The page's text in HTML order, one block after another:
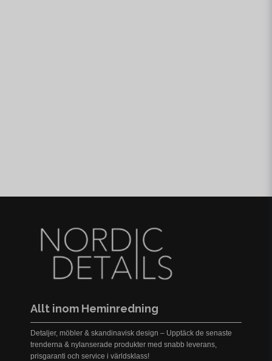
Allt inom Heminredning
Detaljer, möbler & skandinavisk design – Upptäck de senaste
trenderna & nylanserade produkter med snabb leverans,
prisgaranti och service i världsklass!